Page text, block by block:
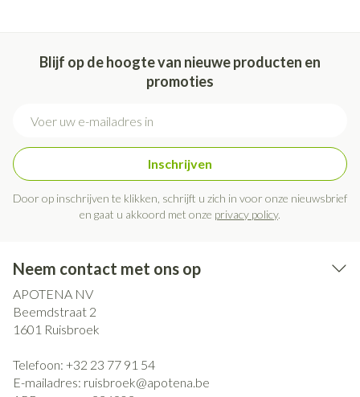
Blijf op de hoogte van nieuwe producten en
promoties
Inschrijven
Door op inschrijven te klikken, schrijft u zich in voor onze nieuwsbrief
en gaat u akkoord met onze privacy policy.
Neem contact met ons op
APOTENA NV
Beemdstraat 2
1601 Ruisbroek
Telefoon: +32 23 77 91 54
E-mailadres: ruisbroek@apotena.be